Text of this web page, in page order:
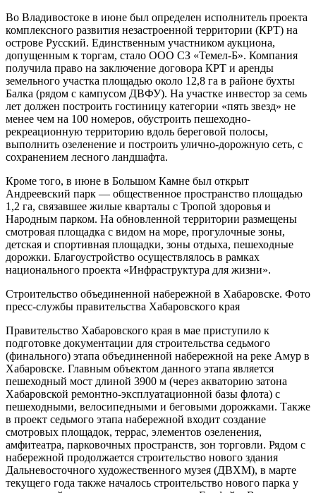
Во Владивостоке в июне был определен исполнитель проекта
комплексного развития незастроенной территории (КРТ) на
острове Русский. Единственным участником аукциона,
допущенным к торгам, стало ООО СЗ «Темел-Б». Компания
получила право на заключение договора КРТ и аренды
земельного участка площадью около 12,8 га в районе бухты
Балка (рядом с кампусом ДВФУ). На участке инвестор за семь
лет должен построить гостиницу категории «пять звезд» не
менее чем на 100 номеров, обустроить пешеходно-
рекреационную территорию вдоль береговой полосы,
выполнить озеленение и построить улично-дорожную сеть, с
сохранением лесного ландшафта.
Кроме того, в июне в Большом Камне был открыт
Андреевский парк — общественное пространство площадью
1,2 га, связавшее жилые кварталы с Тропой здоровья и
Народным парком. На обновленной территории размещены
смотровая площадка с видом на море, прогулочные зоны,
детская и спортивная площадки, зоны отдыха, пешеходные
дорожки. Благоустройство осуществлялось в рамках
национального проекта «Инфраструктура для жизни».
Строительство объединенной набережной в Хабаровске. Фото
пресс-службы правительства Хабаровского края
Правительство Хабаровского края в мае приступило к
подготовке документации для строительства седьмого
(финального) этапа объединенной набережной на реке Амур в
Хабаровске. Главным объектом данного этапа является
пешеходный мост длиной 3900 м (через акваторию затона
Хабаровской ремонтно-эксплуатационной базы флота) с
пешеходными, велосипедными и беговыми дорожками. Также
в проект седьмого этапа набережной входит создание
смотровых площадок, террас, элементов озеленения,
амфитеатра, парковочных пространств, зон торговли. Рядом с
набережной продолжается строительство нового здания
Дальневосточного художественного музея (ДВХМ), в марте
текущего года также началось строительство нового парка у